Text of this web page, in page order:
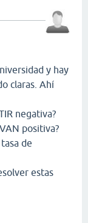
y hay
claras. Ahí
negativa?
positiva?
de
estas